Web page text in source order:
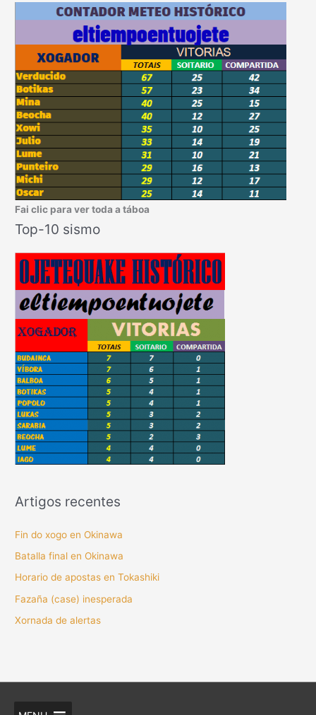
Fai clic para ver toda a táboa
Top-10 sismo
Artigos recentes
Fin do xogo en Okinawa
Batalla final en Okinawa
Horario de apostas en Tokashiki
Fazaña (case) inesperada
Xornada de alertas